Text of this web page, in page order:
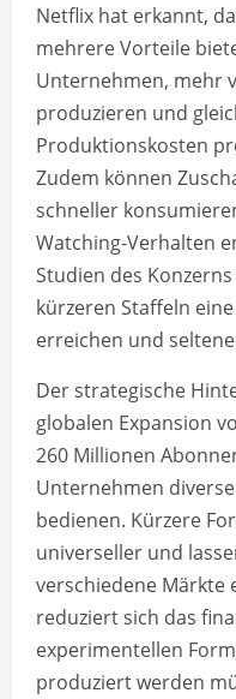
Netflix hat erkannt,
mehrere Vorteile
Unternehmen, mehr
produzieren und
Produktionskosten
Zudem können
schneller
Watching-Verhalten
Studien des
kürzeren Staffeln
erreichen und
Der strategische
globalen Expansion
260 Millionen
Unternehmen
bedienen. Kürzere
universeller und
verschiedene Märkte
reduziert sich das
experimentellen
produziert werden